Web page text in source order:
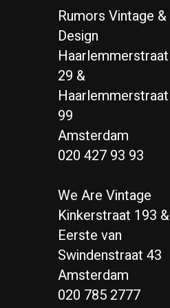
Rumors Vintage &
Design
Haarlemmerstraat
29 &
Haarlemmerstraat
99
Amsterdam
020 427 93 93
We Are Vintage
Kinkerstraat 193 &
Eerste van
Swindenstraat 43
Amsterdam
020 785 2777